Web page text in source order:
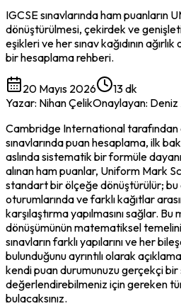
IGCSE sınavlarında ham puanların
dönüştürülmesi, çekirdek ve
eşikleri ve her sınav kağıdının
bir hesaplama rehberi.
20 Mayıs 2026
13 dk
Yazar: Nihan ÇelikOnaylayan:
Cambridge International tarafından
sınavlarında puan hesaplama, ilk
aslında sistematik bir formüle
alınan ham puanlar, Uniform Mark
standart bir ölçeğe dönüştürülür; bu
oturumlarında ve farklı kağıtlar
karşılaştırma yapılmasını sağlar.
dönüşümünün matematiksel
sınavların farklı yapılarını ve her
bulunduğunu ayrıntılı olarak
kendi puan durumunuzu gerçekçi
değerlendirebilmeniz için gereken
bulacaksınız.